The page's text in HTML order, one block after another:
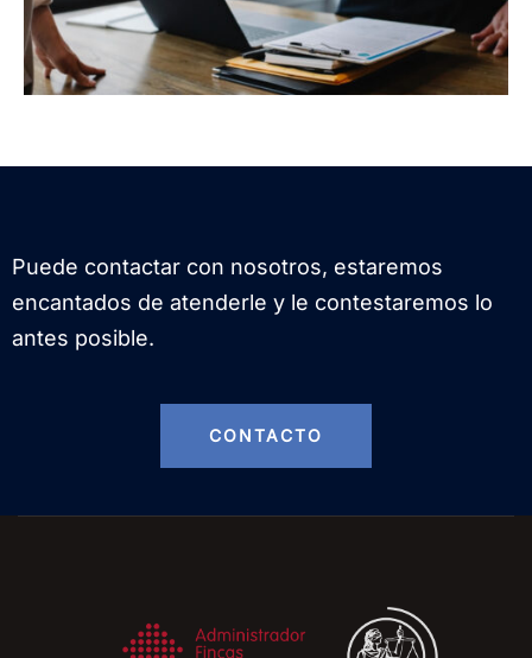
Puede contactar con nosotros, estaremos
encantados de atenderle y le contestaremos lo
antes posible.
CONTACTO